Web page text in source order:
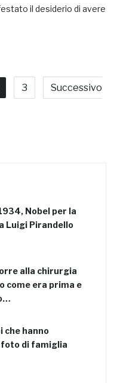
il desiderio di avere
3 Successivo
Nobel per la
Luigi Pirandello
alla chirurgia
come era prima e
che hanno
foto di famiglia